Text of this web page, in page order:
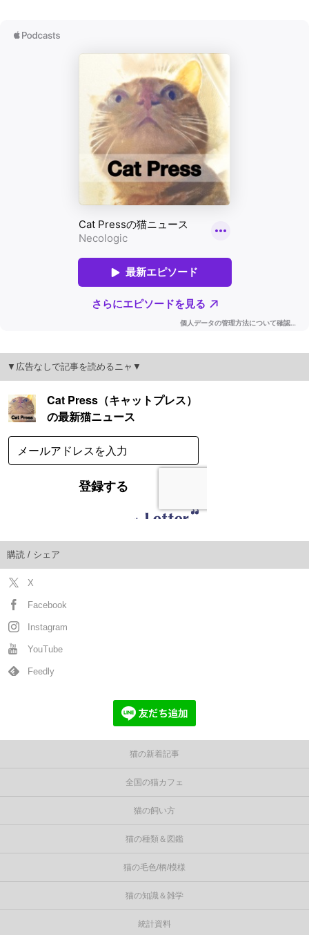
▼広告なしで記事を読めるニャ▼
購読 / シェア
X
Facebook
Instagram
YouTube
Feedly
猫の新着記事
全国の猫カフェ
猫の飼い方
猫の種類＆図鑑
猫の毛色/柄/模様
猫の知識＆雑学
統計資料